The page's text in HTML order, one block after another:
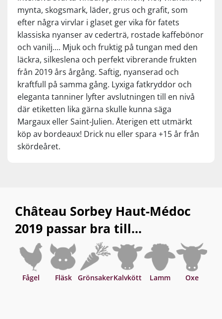
mynta, skogsmark, läder, grus och grafit, som
efter några virvlar i glaset ger vika för fatets
klassiska nyanser av cederträ, rostade kaffebönor
och vanilj.... Mjuk och fruktig på tungan med den
läckra, silkeslena och perfekt vibrerande frukten
från 2019 års årgång. Saftig, nyanserad och
kraftfull på samma gång. Lyxiga fatkryddor och
eleganta tanniner lyfter avslutningen till en nivå
där etiketten lika gärna skulle kunna säga
Margaux eller Saint-Julien. Återigen ett utmärkt
köp av bordeaux! Drick nu eller spara +15 år från
skördeåret.
Château Sorbey Haut-Médoc
2019 passar bra till...
Fågel Fläsk GrönsakerKalvkött Lamm Oxe